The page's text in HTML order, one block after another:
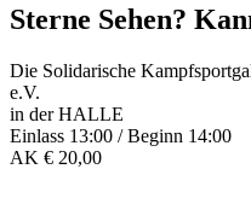
Sterne Sehen?
Die Solidarische
e.V.
in der HALLE
Einlass 13:00 / Beginn 14:00
AK € 20,00